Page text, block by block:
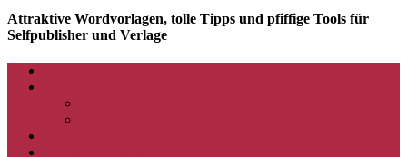
Attraktive Wordvorlagen, tolle Tipps und pfiffige Tools für
Selfpublisher und Verlage